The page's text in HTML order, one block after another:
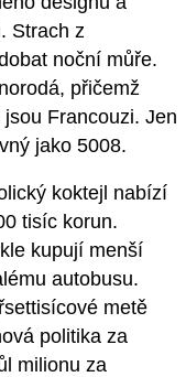
Strach z
noční můře.
přičemž
Francouzi. Jen
jako 5008.
koktejl nabízí
tisíc korun.
kupují menší
autobusu.
metě
politika za
milionu za